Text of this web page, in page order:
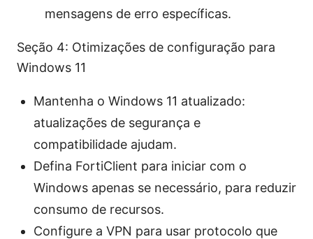
mensagens de erro específicas.
Seção 4: Otimizações de configuração para
Windows 11
Mantenha o Windows 11 atualizado:
atualizações de segurança e
compatibilidade ajudam.
Defina FortiClient para iniciar com o
Windows apenas se necessário, para reduzir
consumo de recursos.
Configure a VPN para usar protocolo que